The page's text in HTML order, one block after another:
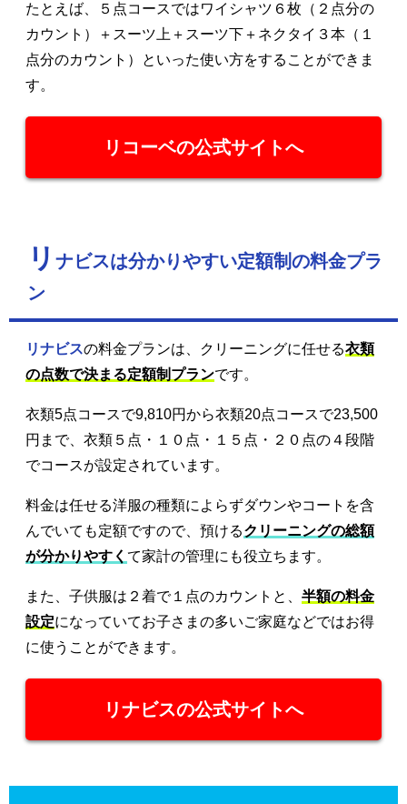
たとえば、５点コースではワイシャツ６枚（２点分の
カウント）＋スーツ上＋スーツ下＋ネクタイ３本（１
点分のカウント）といった使い方をすることができま
す。
リコーベの公式サイトへ
リ ナビスは分かりやすい定額制の料金プラ
ン
リナビスの料金プランは、クリーニングに任せる衣類
の点数で決まる定額制プランです。
衣類5点コースで9,810円から衣類20点コースで23,500
円まで、衣類５点・１０点・１５点・２０点の４段階
でコースが設定されています。
料金は任せる洋服の種類によらずダウンやコートを含
んでいても定額ですので、預けるクリーニングの総額
が分かりやすく て家計の管理にも役立ちます。
また、子供服は２着で１点のカウントと、 半額の料金
設定になっていてお子さまの多いご家庭などではお得
に使うことができます。
リナビスの公式サイトへ